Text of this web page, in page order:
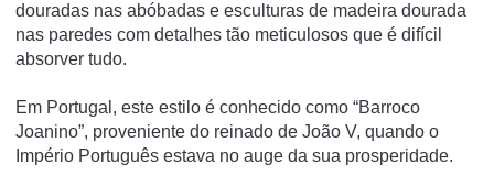
douradas nas abóbadas e esculturas de madeira dourada
nas paredes com detalhes tão meticulosos que é difícil
absorver tudo.
Em Portugal, este estilo é conhecido como “Barroco
Joanino”, proveniente do reinado de João V, quando o
Império Português estava no auge da sua prosperidade.